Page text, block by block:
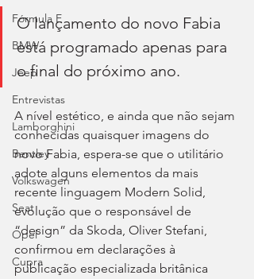
Fórmula E
BMW
Jeep
Entrevistas
Lamborghini
Bentley
Volkswagen
Seat
Opel
Cupra
O lançamento do novo Fabia
está programado apenas para
o final do próximo ano.
A nível estético, e ainda que não sejam
conhecidas quaisquer imagens do
novo Fabia, espera-se que o utilitário
adote alguns elementos da mais
recente linguagem Modern Solid,
evolução que o responsável de
“design” da Skoda, Oliver Stefani,
confirmou em declarações à
publicação especializada britânica